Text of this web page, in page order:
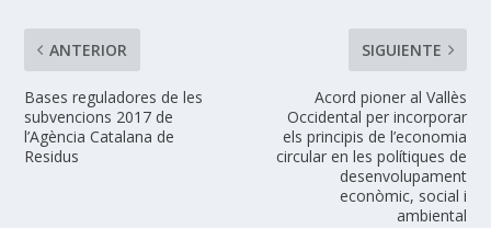
ANTERIOR
Bases reguladores de les
subvencions 2017 de
l’Agència Catalana de
Residus
SIGUIENTE
Acord pioner al Vallès
Occidental per incorporar
els principis de l’economia
circular en les polítiques de
desenvolupament
econòmic, social i
ambiental